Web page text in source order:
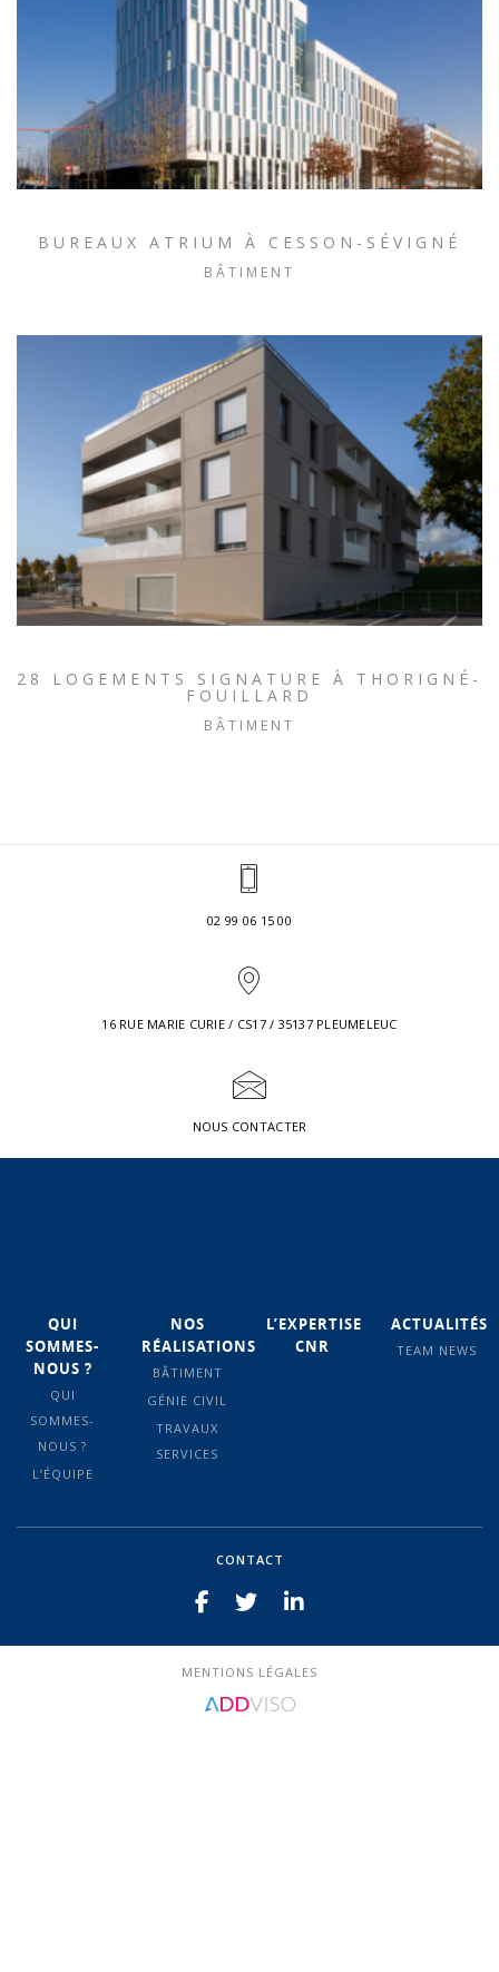
BUREAUX ATRIUM À CESSON-SÉVIGNÉ
BÂTIMENT
28 LOGEMENTS SIGNATURE À THORIGNÉ-
FOUILLARD
BÂTIMENT
02 99 06 15 00
16 RUE MARIE CURIE / CS17 / 35137 PLEUMELEUC
NOUS CONTACTER
QUI
SOMMES-
NOUS ?
QUI
SOMMES-
NOUS ?
L’ÉQUIPE
NOS
RÉALISATIONS
BÂTIMENT
GÉNIE CIVIL
TRAVAUX
SERVICES
L’EXPERTISE
CNR
ACTUALITÉS
TEAM NEWS
CONTACT
MENTIONS LÉGALES